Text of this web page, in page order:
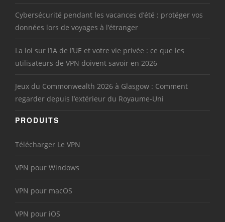
Cybersécurité pendant les vacances d’été : protéger vos
données lors de voyages à l’étranger
La loi sur l’IA de l’UE et votre vie privée : ce que les
utilisateurs de VPN doivent savoir en 2026
Jeux du Commonwealth 2026 à Glasgow : Comment
regarder depuis l’extérieur du Royaume-Uni
PRODUITS
Télécharger Le VPN
VPN pour Windows
VPN pour macOS
VPN pour iOS